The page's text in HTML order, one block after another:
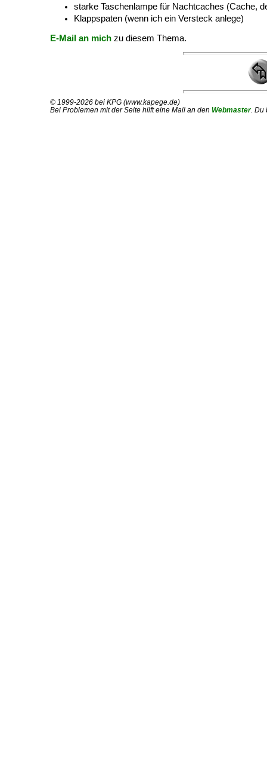
starke Taschenlampe für Nachtcaches (Cache,
Klappspaten (wenn ich ein Versteck anlege)
E-Mail an mich zu diesem Thema.
© 1999-2026 bei KPG (www.kapege.de)
Bei Problemen mit der Seite hilft eine Mail an den Webmaster. Du